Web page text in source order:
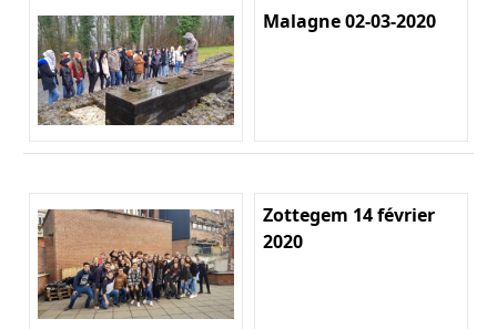
Malagne 02-03-2020
Zottegem 14 février
2020